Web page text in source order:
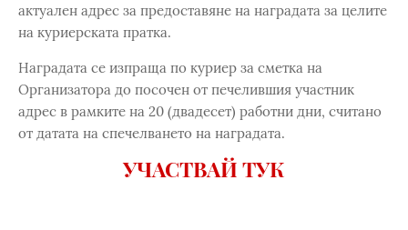
актуален адрес за предоставяне на наградата за целите
на куриерската пратка.
Наградата се изпраща по куриер за сметка на
Организатора до посочен от печелившия участник
адрес в рамките на 20 (двадесет) работни дни, считано
от датата на спечелването на наградата.
УЧАСТВАЙ ТУК